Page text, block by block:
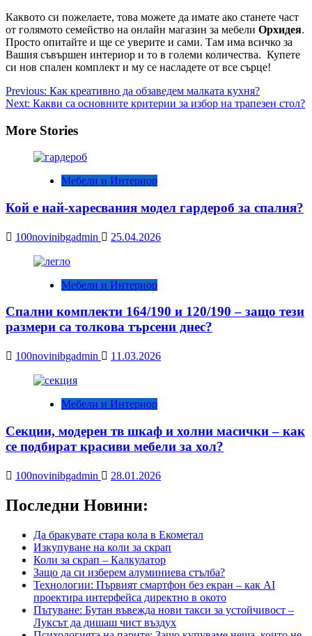
Каквото си пожелаете, това можете да имате ако станете част
от голямото семейство на онлайн магазин за мебели Орхидея.
Просто опитайте и ще се уверите и сами. Там има всичко за
Вашия съвършен интериор и то в големи количества. Купете
си нов спален комплект и му се насладете от все сърце!
Post
navigation
Previous: Как креативно да обзаведем малката кухня?
Next: Какви са основните критерии за избор на трапезен стол?
More Stories
Мебели и Интериор
Кой е най-харесвания модел гардероб за спалня?
100novinibgadmin 25.04.2026
Мебели и Интериор
Спални комплекти 164/190 и 120/190 – защо тези
размери са толкова търсени днес?
100novinibgadmin 11.03.2026
Мебели и Интериор
Секции, модерен тв шкаф и холни масички – как
се подбират красиви мебели за хол?
100novinibgadmin 28.01.2026
Последни Новини:
Да бракувате стара кола в Екометал
Изкупуване на коли за скрап
Коли за скрап – Калкулатор
Защо да си изберем алуминиева стълба?
Технологии: Първият смартфон без екран – как AI
проектира интерфейса директно в окото
Пътуване: Бутан въвежда нови такси за устойчивост –
Луксът да дишаш чист въздух